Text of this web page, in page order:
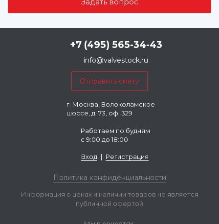
+7 (495) 565-34-43
info@valvestock.ru
г. Москва, Волоколамское
шоссе, д. 73, оф. 329
Работаем по будням
с 9:00 до 18:00
Вход | Регистрация
Политика конфиденциальности
Информация о ценах и наличии товаров не является
публичной офертой